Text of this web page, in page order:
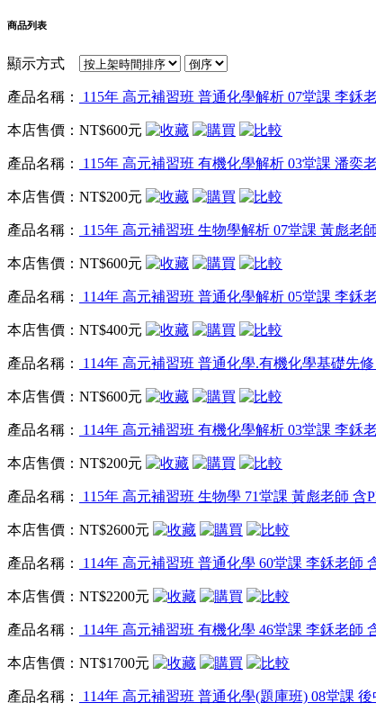
商品列表
顯示方式
產品名稱： 115年 高元補習班 普通化學解析 07堂課 李鉌
本店售價： NT$600元
產品名稱： 115年 高元補習班 有機化學解析 03堂課 潘奕
本店售價： NT$200元
產品名稱： 115年 高元補習班 生物學解析 07堂課 黃彪老
本店售價： NT$600元
產品名稱： 114年 高元補習班 普通化學解析 05堂課 李鉌
本店售價： NT$400元
產品名稱： 114年 高元補習班 普通化學.有機化學基礎先
本店售價： NT$600元
產品名稱： 114年 高元補習班 有機化學解析 03堂課 李鉌
本店售價： NT$200元
產品名稱： 115年 高元補習班 生物學 71堂課 黃彪老師 含
本店售價： NT$2600元
產品名稱： 114年 高元補習班 普通化學 60堂課 李鉌老師
本店售價： NT$2200元
產品名稱： 114年 高元補習班 有機化學 46堂課 李鉌老師
本店售價： NT$1700元
產品名稱： 114年 高元補習班 普通化學(題庫班) 08堂課